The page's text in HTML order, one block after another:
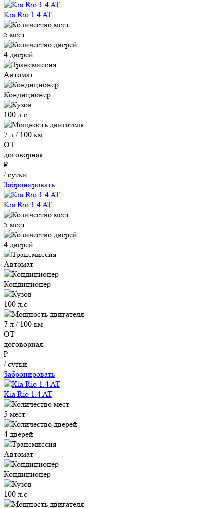
Kia Rio 1.4 AT
5 мест
4 дверей
Автомат
Кондиционер
100 л.с
7 л / 100 км
ОТ
договорная
₽
/ сутки
Забронировать
Kia Rio 1.4 AT
5 мест
4 дверей
Автомат
Кондиционер
100 л.с
7 л / 100 км
ОТ
договорная
₽
/ сутки
Забронировать
Kia Rio 1.4 AT
5 мест
4 дверей
Автомат
Кондиционер
100 л.с